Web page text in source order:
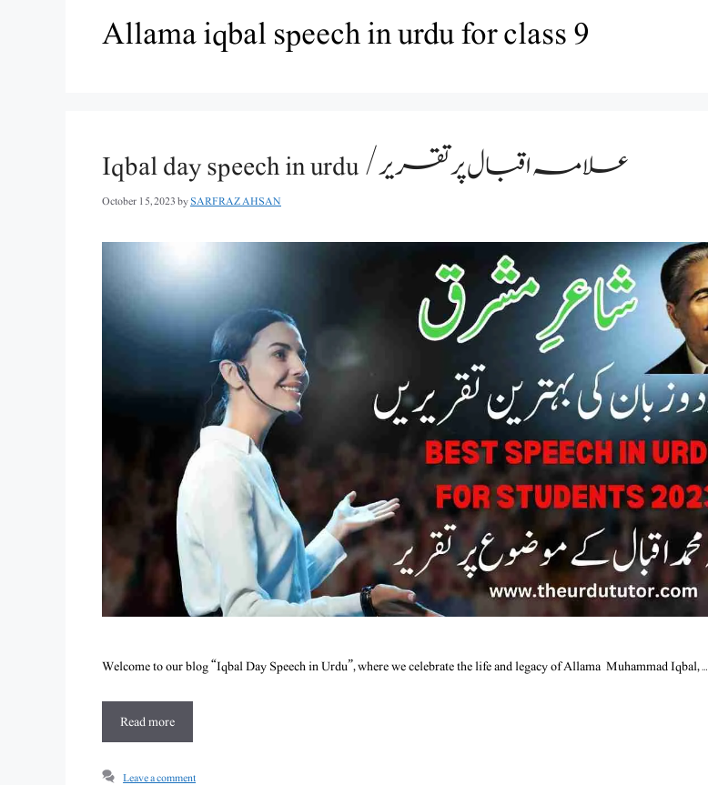
Allama iqbal speech in urdu for class 9
Iqbal day speech in urdu /علامہ اقبال پر تقریر
October 15, 2023bySARFRAZ AHSAN
Welcome to our blog “Iqbal Day Speech in Urdu”, where we celebrate the life and legacy of Allama Muhammad Iqbal, …
Read more
Leave a comment